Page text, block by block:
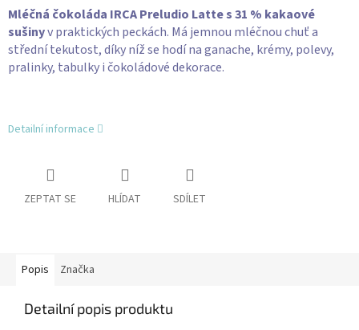
Mléčná čokoláda IRCA Preludio Latte s 31 % kakaové
sušinyv praktických peckách. Má jemnou mléčnou chuť a
střední tekutost, díky níž se hodí na ganache, krémy, polevy,
pralinky, tabulky i čokoládové dekorace.
Detailní informace
ZEPTAT SE HLÍDAT SDÍLET
Popis Značka
Detailní popis produktu